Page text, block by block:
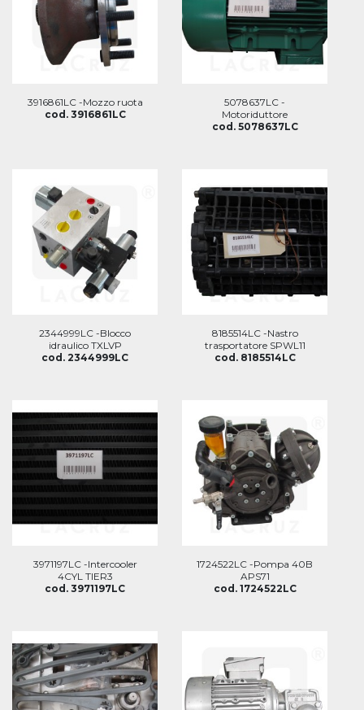
3916861LC -Mozzo ruota
cod. 3916861LC
5078637LC -
Motoriduttore
cod. 5078637LC
2344999LC -Blocco
idraulico TXLVP
cod. 2344999LC
8185514LC -Nastro
trasportatore SPWL11
cod. 8185514LC
3971197LC -Intercooler
4CYL TIER3
cod. 3971197LC
1724522LC -Pompa 40B
APS71
cod. 1724522LC